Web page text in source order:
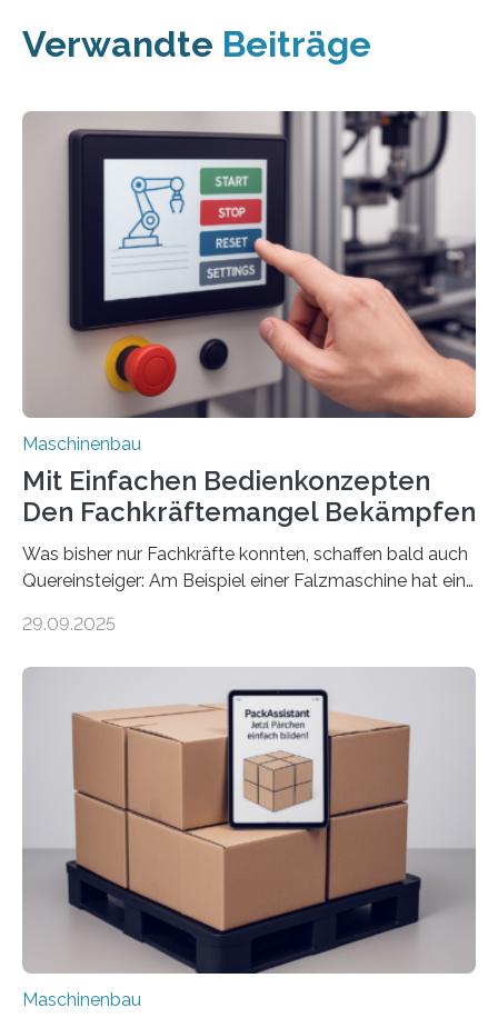
Verwandte Beiträge
Maschinenbau
Mit Einfachen Bedienkonzepten
Den Fachkräftemangel Bekämpfen
Was bisher nur Fachkräfte konnten, schaffen bald auch
Quereinsteiger: Am Beispiel einer Falzmaschine hat ein
Mensch-Maschine-Schnittstelle so sehr vereinfacht,
Die zugrunde liegende Methodik lässt sich auf alle
anderen Maschinen übertragen. Eine Falzmaschine
umzurüsten ist ein Job für echte Profis. Eine solche
Maschine faltet in Druckereien Broschüren, Prospekte,
Landkarten und vieles mehr – mehrere Zehntausend
Exemplare pro Stunde. Je nach Maschinentyp und
Auftrag kann das Umrüsten…
29.09.2025
Maschinenbau